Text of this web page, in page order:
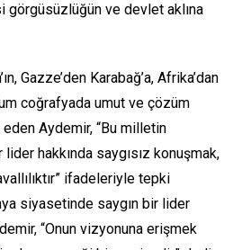
görgüsüzlüğün ve devlet aklına
Gazze’den Karabağ’a, Afrika’dan
coğrafyada umut ve çözüm
Aydemir, “Bu milletin
hakkında saygısız konuşmak,
ifadeleriyle tepki
siyasetinde saygın bir lider
“Onun vizyonuna erişmek